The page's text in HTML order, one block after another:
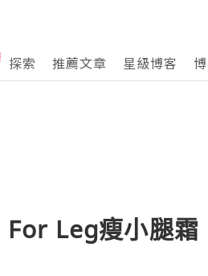
探索 推薦文章 星級博客
Leg瘦小腿霜